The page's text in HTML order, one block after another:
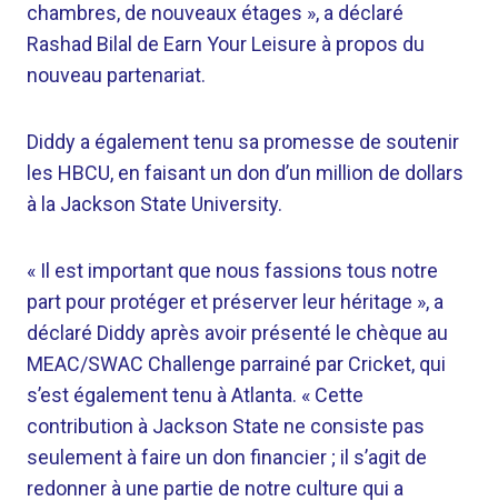
chambres, de nouveaux étages », a déclaré
Rashad Bilal de Earn Your Leisure à propos du
nouveau partenariat.
Diddy a également tenu sa promesse de soutenir
les HBCU, en faisant un don d’un million de dollars
à la Jackson State University.
« Il est important que nous fassions tous notre
part pour protéger et préserver leur héritage », a
déclaré Diddy après avoir présenté le chèque au
MEAC/SWAC Challenge parrainé par Cricket, qui
s’est également tenu à Atlanta. « Cette
contribution à Jackson State ne consiste pas
seulement à faire un don financier ; il s’agit de
redonner à une partie de notre culture qui a